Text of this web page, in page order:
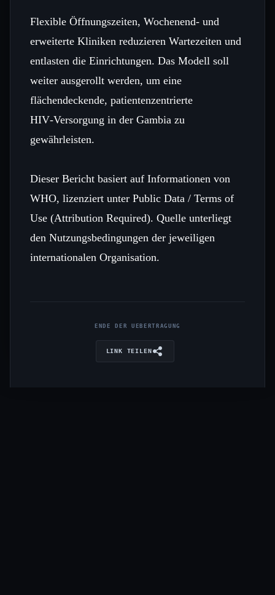
Flexible Öffnungszeiten, Wochenend‑ und
erweiterte Kliniken reduzieren Wartezeiten und
entlasten die Einrichtungen. Das Modell soll
weiter ausgerollt werden, um eine
flächendeckende, patientenzentrierte
HIV‑Versorgung in der Gambia zu
gewährleisten.
Dieser Bericht basiert auf Informationen von
WHO, lizenziert unter Public Data / Terms of
Use (Attribution Required). Quelle unterliegt
den Nutzungsbedingungen der jeweiligen
internationalen Organisation.
ENDE DER UEBERTRAGUNG
LINK TEILEN